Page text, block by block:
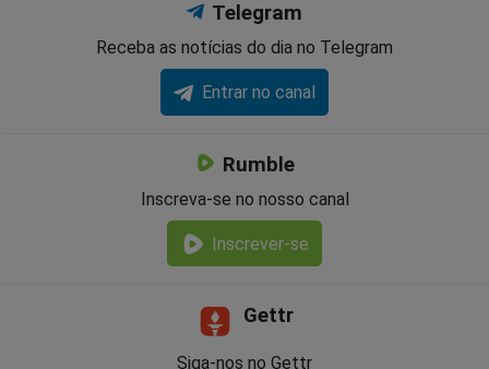
Telegram
Receba as notícias do dia no Telegram
Entrar no canal
Rumble
Inscreva-se no nosso canal
Inscrever-se
Gettr
Siga-nos no Gettr